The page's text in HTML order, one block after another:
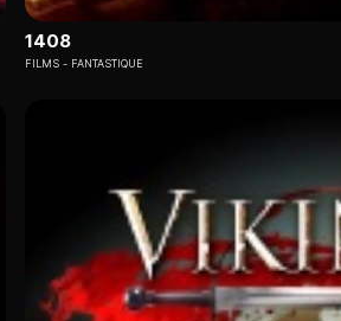
1408
FILMS FANTASTIQUE